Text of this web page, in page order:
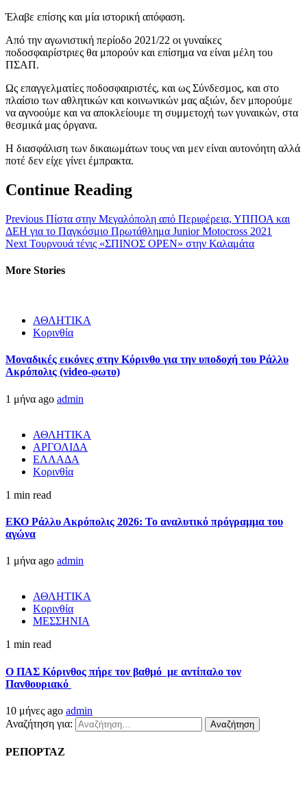
Έλαβε επίσης και μία ιστορική απόφαση.
Από την αγωνιστική περίοδο 2021/22 οι γυναίκες
ποδοσφαιρίστριες θα μπορούν και επίσημα να είναι μέλη του
ΠΣΑΠ.
Ως επαγγελματίες ποδοσφαιριστές, και ως Σύνδεσμος, και στο
πλαίσιο των αθλητικών και κοινωνικών μας αξιών, δεν μπορούμε
να αγνοούμε και να αποκλείουμε τη συμμετοχή των γυναικών, στα
θεσμικά μας όργανα.
Η διασφάλιση των δικαιωμάτων τους ναι μεν είναι αυτονόητη αλλά
ποτέ δεν είχε γίνει έμπρακτα.
Continue Reading
Previous Πίστα στην Μεγαλόπολη από Περιφέρεια, ΥΠΠΟΑ και
ΔΕΗ για το Παγκόσμιο Πρωτάθλημα Junior Motocross 2021
Next Τουρνουά τένις «ΣΠΙΝΟΣ OPEN» στην Καλαμάτα
More Stories
ΑΘΛΗΤΙΚΑ
Κορινθία
Μοναδικές εικόνες στην Κόρινθο για την υποδοχή του Ράλλυ
Ακρόπολις (video-φωτο)
1 μήνα ago admin
ΑΘΛΗΤΙΚΑ
ΑΡΓΟΛΙΔΑ
ΕΛΛΑΔΑ
Κορινθία
1 min read
ΕΚΟ Ράλλυ Ακρόπολις 2026: Το αναλυτικό πρόγραμμα του
αγώνα
1 μήνα ago admin
ΑΘΛΗΤΙΚΑ
Κορινθία
ΜΕΣΣΗΝΙΑ
1 min read
Ο ΠΑΣ Κόρινθος πήρε τον βαθμό με αντίπαλο τον
Πανθουριακό
10 μήνες ago admin
Αναζήτηση για:
ΡΕΠΟΡΤΑΖ